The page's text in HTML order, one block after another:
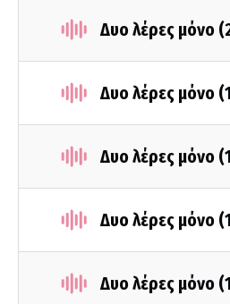
Δυο λέρες μόνο
Δυο λέρες μόνο
Δυο λέρες μόνο
Δυο λέρες μόνο
Δυο λέρες μόνο